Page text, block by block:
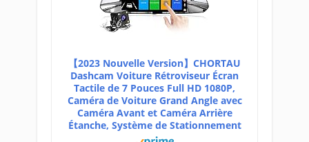
【2023 Nouvelle Version】CHORTAU
Dashcam Voiture Rétroviseur Écran
Tactile de 7 Pouces Full HD 1080P,
Caméra de Voiture Grand Angle avec
Caméra Avant et Caméra Arrière
Étanche, Système de Stationnement